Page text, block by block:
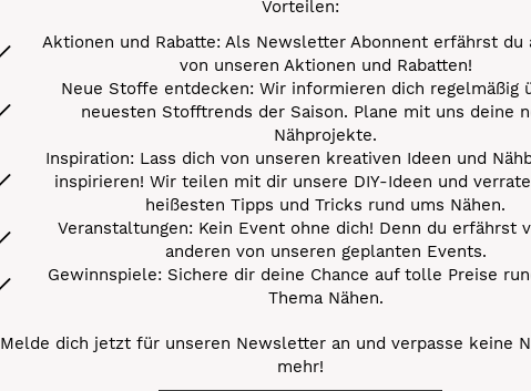
Vorteilen:
Aktionen und Rabatte: Als Newsletter Abonnent erfährst du
von unseren Aktionen und Rabatten!
Neue Stoffe entdecken: Wir informieren dich regelmäßig
neuesten Stofftrends der Saison. Plane mit uns deine
Nähprojekte.
Inspiration: Lass dich von unseren kreativen Ideen und
inspirieren! Wir teilen mit dir unsere DIY-Ideen und
heißesten Tipps und Tricks rund ums Nähen.
Veranstaltungen: Kein Event ohne dich! Denn du erfährst
anderen von unseren geplanten Events.
Gewinnspiele: Sichere dir deine Chance auf tolle Preise
Thema Nähen.
Melde dich jetzt für unseren Newsletter an und verpasse keine
mehr!